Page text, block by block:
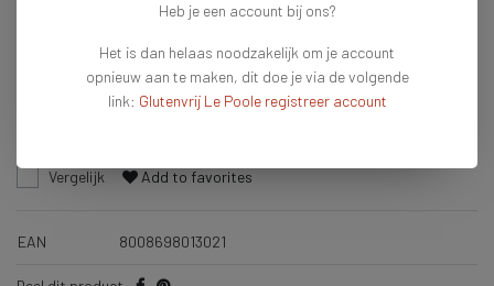
Op voorraad Vandaag voor 16:00 besteld = vandaag verzonden
Toevoegen aan winkelwagen
Vergelijk Add to favorites
EAN 8008698013021
Heb je een account bij ons?
Het is dan helaas noodzakelijk om je account
opnieuw aan te maken, dit doe je via de volgende
link: Glutenvrij Le Poole registreer account